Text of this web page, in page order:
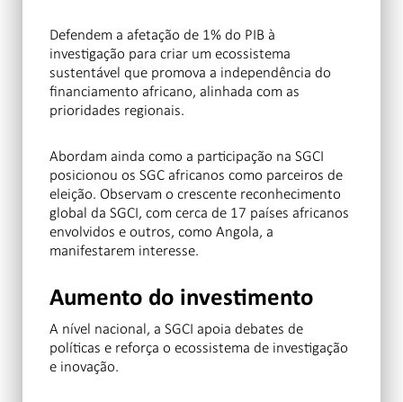
Defendem a afetação de 1% do PIB à
investigação para criar um ecossistema
sustentável que promova a independência do
financiamento africano, alinhada com as
prioridades regionais.
Abordam ainda como a participação na SGCI
posicionou os SGC africanos como parceiros de
eleição. Observam o crescente reconhecimento
global da SGCI, com cerca de 17 países africanos
envolvidos e outros, como Angola, a
manifestarem interesse.
Aumento do investimento
A nível nacional, a SGCI apoia debates de
políticas e reforça o ecossistema de investigação
e inovação.